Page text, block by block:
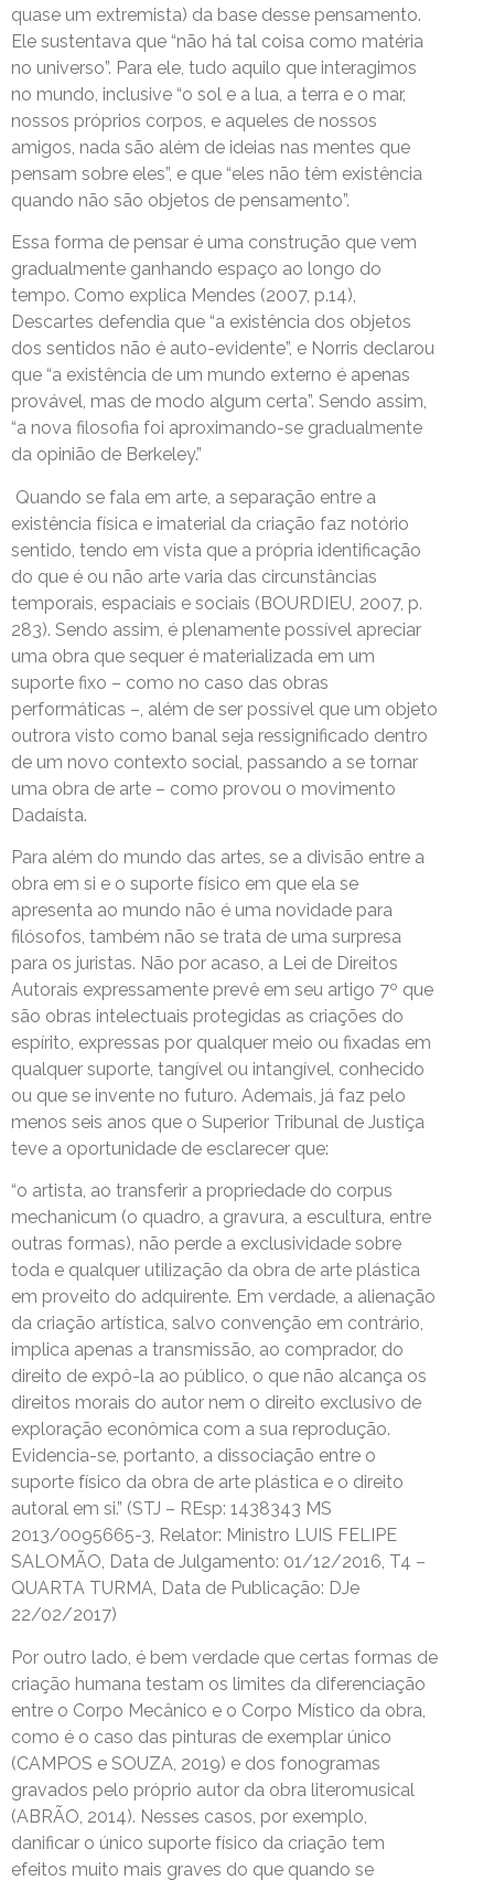
quase um extremista) da base desse pensamento.
Ele sustentava que “não há tal coisa como matéria
no universo”. Para ele, tudo aquilo que interagimos
no mundo, inclusive “o sol e a lua, a terra e o mar,
nossos próprios corpos, e aqueles de nossos
amigos, nada são além de ideias nas mentes que
pensam sobre eles”, e que “eles não têm existência
quando não são objetos de pensamento”.
Essa forma de pensar é uma construção que vem
gradualmente ganhando espaço ao longo do
tempo. Como explica Mendes (2007, p.14),
Descartes defendia que “a existência dos objetos
dos sentidos não é auto-evidente”, e Norris declarou
que “a existência de um mundo externo é apenas
provável, mas de modo algum certa”. Sendo assim,
“a nova filosofia foi aproximando-se gradualmente
da opinião de Berkeley.”
Quando se fala em arte, a separação entre a
existência física e imaterial da criação faz notório
sentido, tendo em vista que a própria identificação
do que é ou não arte varia das circunstâncias
temporais, espaciais e sociais (BOURDIEU, 2007, p.
283). Sendo assim, é plenamente possível apreciar
uma obra que sequer é materializada em um
suporte fixo – como no caso das obras
performáticas –, além de ser possível que um objeto
outrora visto como banal seja ressignificado dentro
de um novo contexto social, passando a se tornar
uma obra de arte – como provou o movimento
Dadaísta.
Para além do mundo das artes, se a divisão entre a
obra em si e o suporte físico em que ela se
apresenta ao mundo não é uma novidade para
filósofos, também não se trata de uma surpresa
para os juristas. Não por acaso, a Lei de Direitos
Autorais expressamente prevê em seu artigo 7º que
são obras intelectuais protegidas as criações do
espírito, expressas por qualquer meio ou fixadas em
qualquer suporte, tangível ou intangível, conhecido
ou que se invente no futuro. Ademais, já faz pelo
menos seis anos que o Superior Tribunal de Justiça
teve a oportunidade de esclarecer que:
“o artista, ao transferir a propriedade do corpus
mechanicum (o quadro, a gravura, a escultura, entre
outras formas), não perde a exclusividade sobre
toda e qualquer utilização da obra de arte plástica
em proveito do adquirente. Em verdade, a alienação
da criação artística, salvo convenção em contrário,
implica apenas a transmissão, ao comprador, do
direito de expô-la ao público, o que não alcança os
direitos morais do autor nem o direito exclusivo de
exploração econômica com a sua reprodução.
Evidencia-se, portanto, a dissociação entre o
suporte físico da obra de arte plástica e o direito
autoral em si.” (STJ – REsp: 1438343 MS
2013/0095665-3, Relator: Ministro LUIS FELIPE
SALOMÃO, Data de Julgamento: 01/12/2016, T4 –
QUARTA TURMA, Data de Publicação: DJe
22/02/2017)
Por outro lado, é bem verdade que certas formas de
criação humana testam os limites da diferenciação
entre o Corpo Mecânico e o Corpo Místico da obra,
como é o caso das pinturas de exemplar único
(CAMPOS e SOUZA, 2019) e dos fonogramas
gravados pelo próprio autor da obra literomusical
(ABRÃO, 2014). Nesses casos, por exemplo,
danificar o único suporte físico da criação tem
efeitos muito mais graves do que quando se